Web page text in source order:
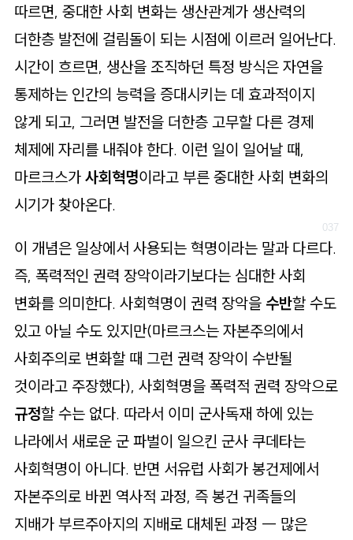
따르면, 중대한 사회 변화는 생산관계가 생산력의
더한층 발전에 걸림돌이 되는 시점에 이르러 일어난다.
시간이 흐르면, 생산을 조직하던 특정 방식은 자연을
통제하는 인간의 능력을 증대시키는 데 효과적이지
않게 되고, 그러면 발전을 더한층 고무할 다른 경제
체제에 자리를 내줘야 한다. 이런 일이 일어날 때,
마르크스가 사회혁명이라고 부른 중대한 사회 변화의
시기가 찾아온다.
이 개념은 일상에서 사용되는 혁명이라는 말과 다르다.
즉, 폭력적인 권력 장악이라기보다는 심대한 사회
변화를 의미한다. 사회혁명이 권력 장악을 수반할 수도
있고 아닐 수도 있지만(마르크스는 자본주의에서
사회주의로 변화할 때 그런 권력 장악이 수반될
것이라고 주장했다), 사회혁명을 폭력적 권력 장악으로
규정할 수는 없다. 따라서 이미 군사독재 하에 있는
나라에서 새로운 군 파벌이 일으킨 군사 쿠데타는
사회혁명이 아니다. 반면 서유럽 사회가 봉건제에서
자본주의로 바뀐 역사적 과정, 즉 봉건 귀족들의
지배가 부르주아지의 지배로 대체된 과정 ― 많은